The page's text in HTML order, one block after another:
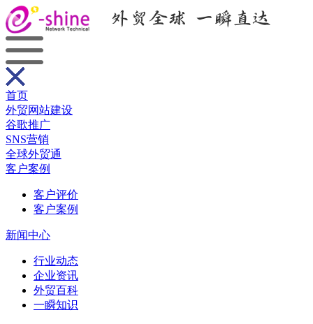
首页
外贸网站建设
谷歌推广
SNS营销
全球外贸通
客户案例
客户评价
客户案例
新闻中心
行业动态
企业资讯
外贸百科
一瞬知识